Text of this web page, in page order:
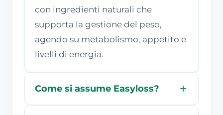
con ingredienti naturali che
supporta la gestione del peso,
agendo su metabolismo, appetito e
livelli di energia.
Come si assume Easyloss?